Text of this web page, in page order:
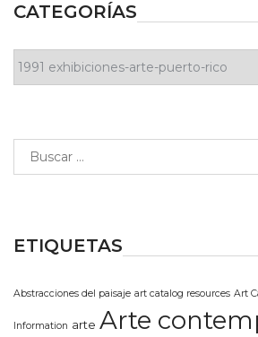
CATEGORÍAS
ETIQUETAS
Abstracciones del paisaje art catalog resources Art
Information arte Arte